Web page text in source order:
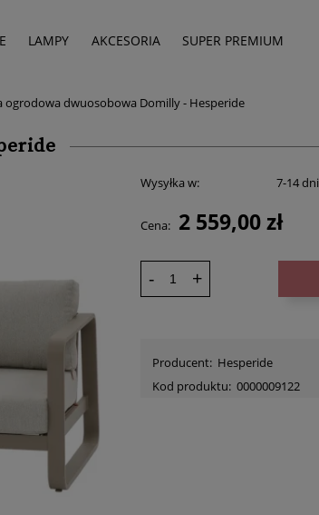
LAMPY AKCESORIA SUPER PREMIUM
ogrodowa dwuosobowa Domilly - Hesperide
Wysyłka w: 7-14 dni
Cena: 2 559,00 zł
- +
Producent: Hesperide
Kod produktu: 0000009122